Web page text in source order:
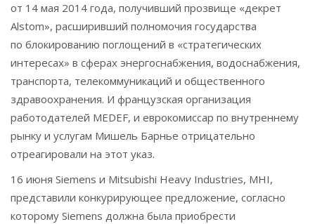
от 14 мая 2014 года, получивший прозвище «декрет
Alstom», расширивший полномочия государства
по блокированию поглощений в «стратегических
интересах» в сферах энергоснабжения, водоснабжения,
транспорта, телекоммуникаций и общественного
здравоохранения. И французская организация
работодателей MEDEF, и еврокомиссар по внутреннему
рынку и услугам Мишель Барнье отрицательно
отреагировали на этот указ.
16 июня Siemens и Mitsubishi Heavy Industries, MHI,
представили конкурирующее предложение, согласно
которому Siemens должна была приобрести